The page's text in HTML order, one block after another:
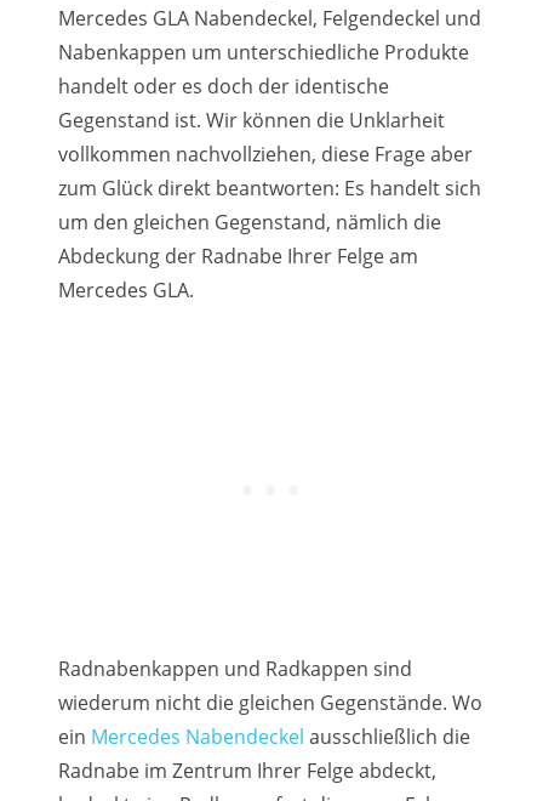
Mercedes GLA Nabendeckel, Felgendeckel und
Nabenkappen um unterschiedliche Produkte
handelt oder es doch der identische
Gegenstand ist. Wir können die Unklarheit
vollkommen nachvollziehen, diese Frage aber
zum Glück direkt beantworten: Es handelt sich
um den gleichen Gegenstand, nämlich die
Abdeckung der Radnabe Ihrer Felge am
Mercedes GLA.
Radnabenkappen und Radkappen sind
wiederum nicht die gleichen Gegenstände. Wo
ein Mercedes Nabendeckel ausschließlich die
Radnabe im Zentrum Ihrer Felge abdeckt,